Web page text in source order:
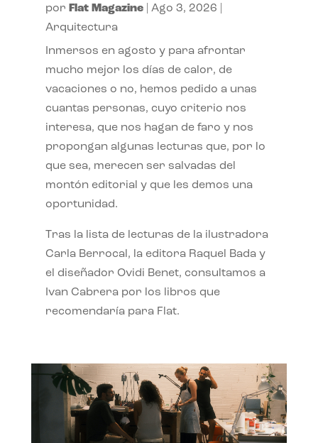
por Flat Magazine| Ago 3, 2026
Arquitectura
Inmersos en agosto y para afrontar
mucho mejor los días de calor, de
vacaciones o no, hemos pedido a unas
cuantas personas, cuyo criterio nos
interesa, que nos hagan de faro y nos
propongan algunas lecturas que, por lo
que sea, merecen ser salvadas del
montón editorial y que les demos una
oportunidad.
Tras la lista de lecturas de la ilustradora
Carla Berrocal, la editora Raquel Bada y
el diseñador Ovidi Benet, consultamos a
Ivan Cabrera por los libros que
recomendaría para Flat.